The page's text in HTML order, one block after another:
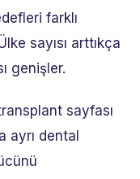
farklı
sayısı arttıkça
genişler.
sayfası
ayrı dental